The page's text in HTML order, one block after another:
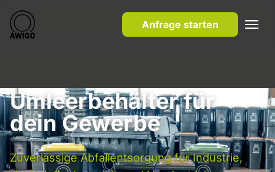
Anfrage starten
Umleerbehälter für
dein Gewerbe
Zuverlässige Abfallentsorgung für Industrie,